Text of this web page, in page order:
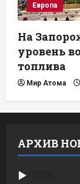
Европа
На
уровень
топлива
Мир Атома
АРХИВ